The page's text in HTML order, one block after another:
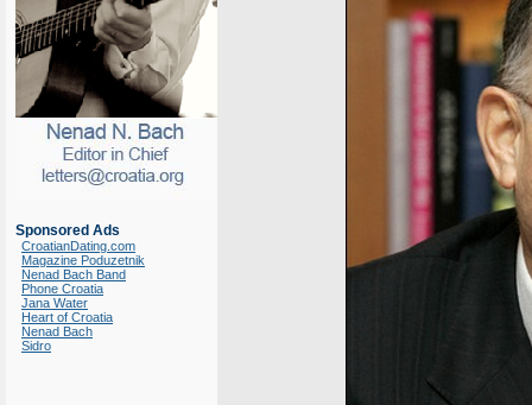
Sponsored Ads
CroatianDating.com
Magazine Poduzetnik
Nenad Bach Band
Phone Croatia
Jana Water
Heart of Croatia
Nenad Bach
Sidro